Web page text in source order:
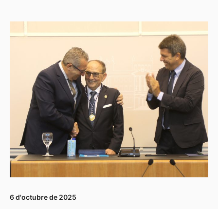
6 d'octubre de 2025